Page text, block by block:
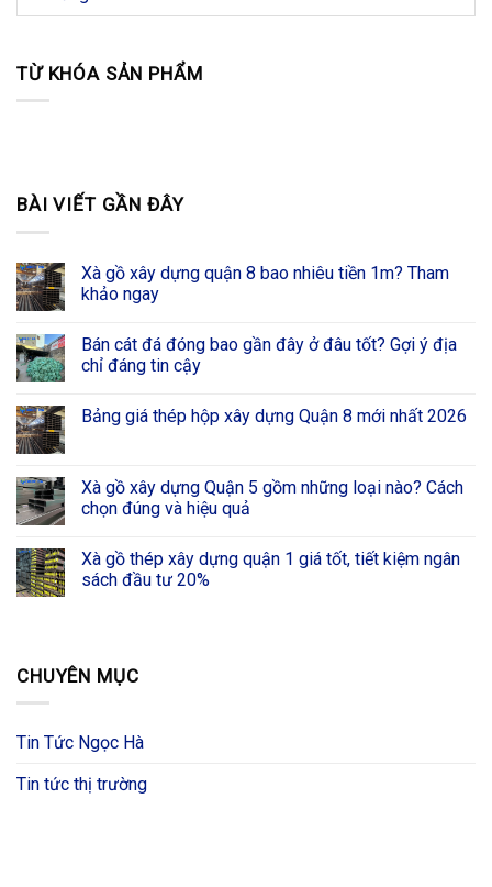
TỪ KHÓA SẢN PHẨM
BÀI VIẾT GẦN ĐÂY
Xà gồ xây dựng quận 8 bao nhiêu tiền 1m? Tham
khảo ngay
Bán cát đá đóng bao gần đây ở đâu tốt? Gợi ý địa
chỉ đáng tin cậy
Bảng giá thép hộp xây dựng Quận 8 mới nhất 2026
Xà gồ xây dựng Quận 5 gồm những loại nào? Cách
chọn đúng và hiệu quả
Xà gồ thép xây dựng quận 1 giá tốt, tiết kiệm ngân
sách đầu tư 20%
CHUYÊN MỤC
Tin Tức Ngọc Hà
Tin tức thị trường